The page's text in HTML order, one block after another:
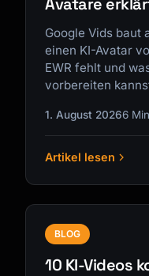
Google Vids baut
einen KI-Avatar
EWR fehlt und
vorbereiten
1. August 20266
Artikel lesen
BLOG
10 KI-Videos